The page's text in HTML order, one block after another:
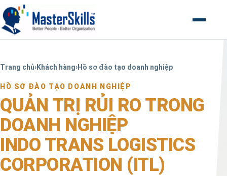
Mở menu
Trang chủ›Khách hàng›Hồ sơ đào tạo doanh nghiệp
HỒ SƠ ĐÀO TẠO DOANH NGHIỆP
QUẢN TRỊ RỦI RO TRONG
DOANH NGHIỆP
INDO TRANS LOGISTICS
CORPORATION (ITL)